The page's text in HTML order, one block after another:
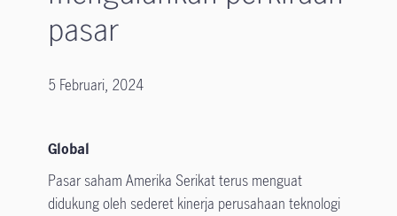
pasar
5 Februari, 2024
Global
Pasar saham Amerika Serikat terus menguat
didukung oleh sederet kinerja perusahaan teknologi